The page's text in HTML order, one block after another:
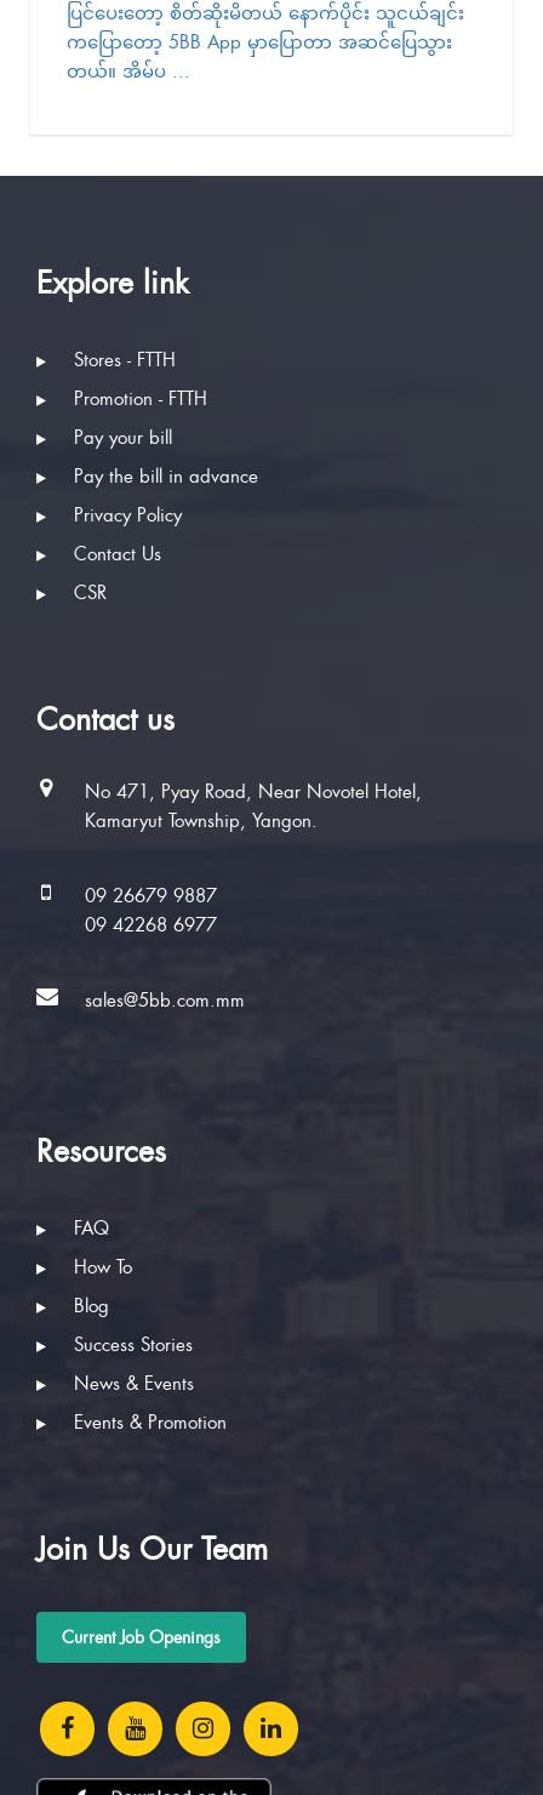
ပြင်ပေးတော့ စိတ်ဆိုးမိတယ် နောက်ပိုင်း သူငယ်ချင်း
ကပြောတော့ 5BB App မှာပြောတာ အဆင်ပြေသွား
တယ်။ အိမ်ပ ...
Explore link
Stores - FTTH
Promotion - FTTH
Pay your bill
Pay the bill in advance
Privacy Policy
Contact Us
CSR
Contact us
No 471, Pyay Road, Near Novotel Hotel,
Kamaryut Township, Yangon.
09 26679 9887
09 42268 6977
sales@5bb.com.mm
Resources
FAQ
How To
Blog
Success Stories
News & Events
Events & Promotion
Join Us Our Team
Current Job Openings